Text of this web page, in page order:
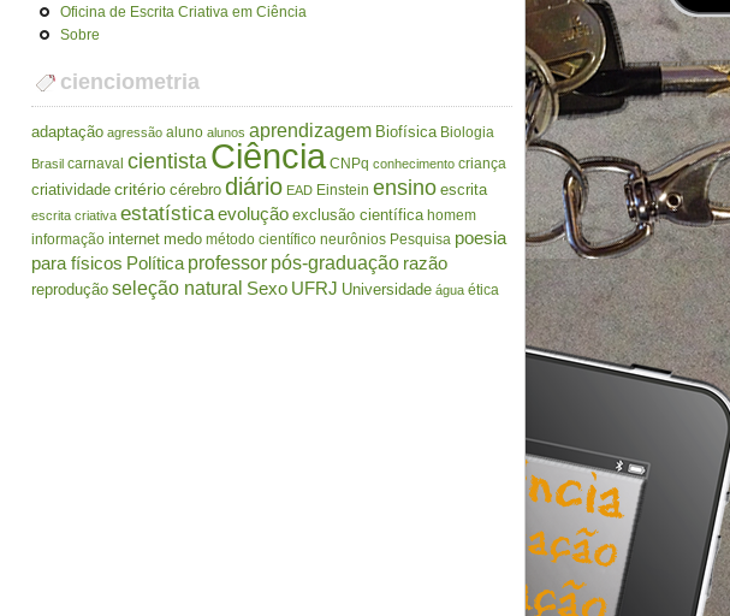
Oficina de Escrita Criativa em Ciência
Sobre
cienciometria
adaptação agressão aluno alunos aprendizagem Biofísica Biologia
Brasil carnaval cientista Ciência CNPq conhecimento criança
criatividade critério cérebro diário EAD Einstein ensino escrita
escrita criativa estatísticaevolução exclusão científica homem
informação internet medo método científico neurônios Pesquisa poesia
para físicos Política professor pós-graduação razão
reprodução seleção natural Sexo UFRJ Universidade água ética